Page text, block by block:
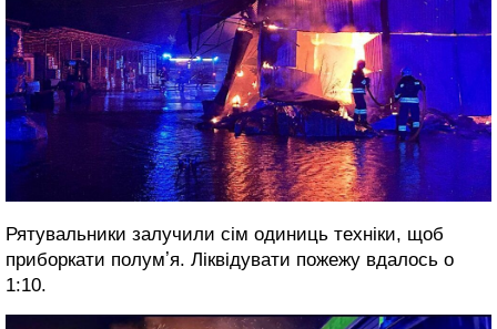
Рятувальники залучили сім одиниць техніки, щоб
приборкати полумʼя. Ліквідувати пожежу вдалось о
1:10.